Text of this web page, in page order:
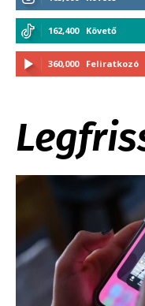
162,400 Követő
360,000 Feliratkozó